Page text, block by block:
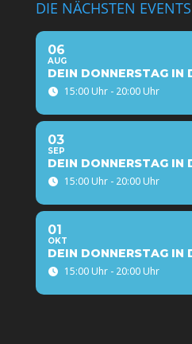
DIE NÄCHSTEN EVENTS
06
AUG
DEIN DONNERSTAG IN
15:00 Uhr - 20:00 Uhr
03
SEP
DEIN DONNERSTAG IN
15:00 Uhr - 20:00 Uhr
01
OKT
DEIN DONNERSTAG IN
15:00 Uhr - 20:00 Uhr